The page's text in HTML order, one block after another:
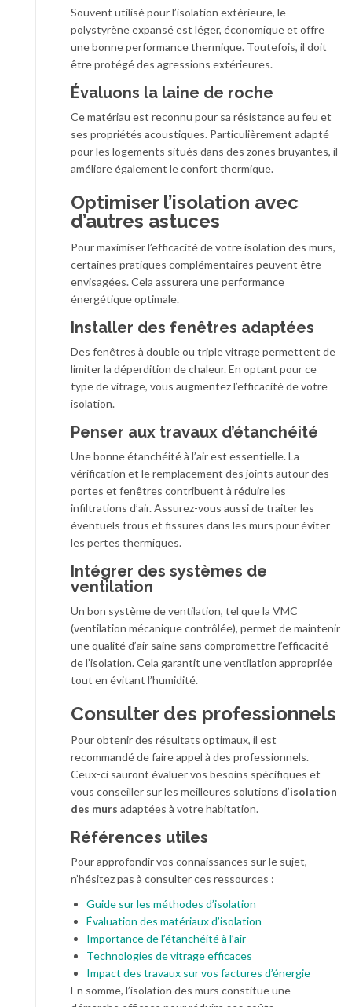
Souvent utilisé pour l’isolation extérieure, le
polystyrène expansé est léger, économique et offre
une bonne performance thermique. Toutefois, il doit
être protégé des agressions extérieures.
Évaluons la laine de roche
Ce matériau est reconnu pour sa résistance au feu et
ses propriétés acoustiques. Particulièrement adapté
pour les logements situés dans des zones bruyantes, il
améliore également le confort thermique.
Optimiser l’isolation avec
d’autres astuces
Pour maximiser l’efficacité de votre isolation des murs,
certaines pratiques complémentaires peuvent être
envisagées. Cela assurera une performance
énergétique optimale.
Installer des fenêtres adaptées
Des fenêtres à double ou triple vitrage permettent de
limiter la déperdition de chaleur. En optant pour ce
type de vitrage, vous augmentez l’efficacité de votre
isolation.
Penser aux travaux d’étanchéité
Une bonne étanchéité à l’air est essentielle. La
vérification et le remplacement des joints autour des
portes et fenêtres contribuent à réduire les
infiltrations d’air. Assurez-vous aussi de traiter les
éventuels trous et fissures dans les murs pour éviter
les pertes thermiques.
Intégrer des systèmes de
ventilation
Un bon système de ventilation, tel que la VMC
(ventilation mécanique contrôlée), permet de maintenir
une qualité d’air saine sans compromettre l’efficacité
de l’isolation. Cela garantit une ventilation appropriée
tout en évitant l’humidité.
Consulter des professionnels
Pour obtenir des résultats optimaux, il est
recommandé de faire appel à des professionnels.
Ceux-ci sauront évaluer vos besoins spécifiques et
vous conseiller sur les meilleures solutions d’isolation
des murs adaptées à votre habitation.
Références utiles
Pour approfondir vos connaissances sur le sujet,
n’hésitez pas à consulter ces ressources :
Guide sur les méthodes d’isolation
Évaluation des matériaux d’isolation
Importance de l’étanchéité à l’air
Technologies de vitrage efficaces
Impact des travaux sur vos factures d’énergie
En somme, l’isolation des murs constitue une